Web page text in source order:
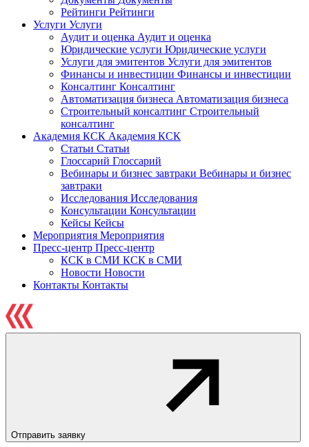
Рейтинги Рейтинги
Услуги Услуги
Аудит и оценка Аудит и оценка
Юридические услуги Юридические услуги
Услуги для эмитентов Услуги для эмитентов
Финансы и инвестиции Финансы и инвестиции
Консалтинг Консалтинг
Автоматизация бизнеса Автоматизация бизнеса
Строительный консалтинг Строительный
консалтинг
Академия КСК Академия КСК
Статьи Статьи
Глоссарий Глоссарий
Вебинары и бизнес завтраки Вебинары и бизнес
завтраки
Исследования Исследования
Консультации Консультации
Кейсы Кейсы
Мероприятия Мероприятия
Пресс-центр Пресс-центр
КСК в СМИ КСК в СМИ
Новости Новости
Контакты Контакты
Отправить заявку